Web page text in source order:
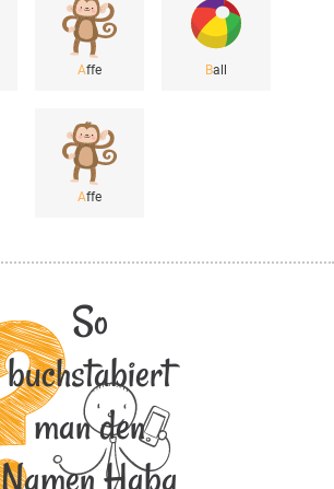
Affe Ball
Affe
So
buchstabiert
man den